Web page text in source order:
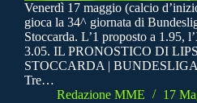
Venerdì 17 maggio (calcio
gioca la 34^ giornata di
Stoccarda. L’1 proposto a 1.95,
3.05. IL PRONOSTICO DI
STOCCARDA |
Tre…
Redazione MME
17